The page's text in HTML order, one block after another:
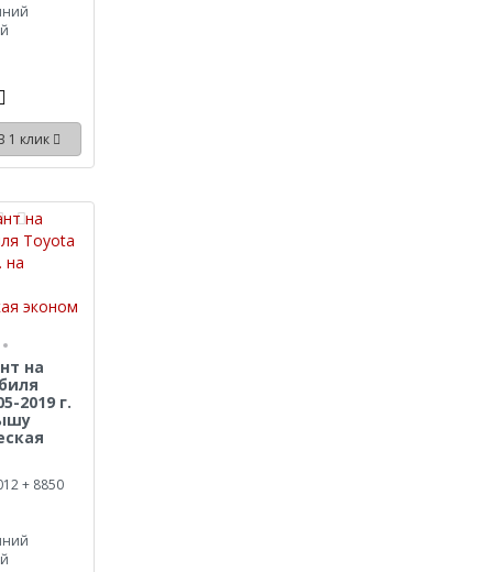
1 клик
на
2019 г.
+ 8850